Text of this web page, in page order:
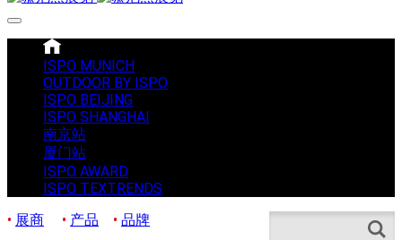
ISPO MUNICH
OUTDOOR BY ISPO
ISPO BEIJING
ISPO SHANGHAI
南京站
厦门站
ISPO AWARD
ISPO TEXTRENDS
• 展商 • 产品 • 品牌 Search